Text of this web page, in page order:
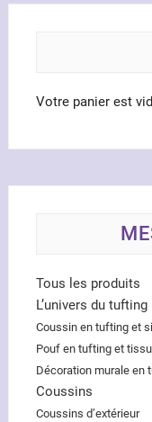
Votre panier est
Tous les produits
L’univers du tufting
Coussin en tufting et
Pouf en tufting et tissu
Décoration murale en
Coussins
Coussins d’extérieur